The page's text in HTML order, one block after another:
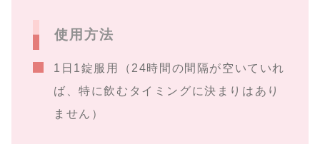
使用方法
1日1錠服用（24時間の間隔が空いていれ
ば、特に飲むタイミングに決まりはあり
ません）